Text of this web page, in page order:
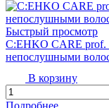
Быстрый просмотр
C:EHKO CARE prof.
непослушными
В корзину
Подробнее